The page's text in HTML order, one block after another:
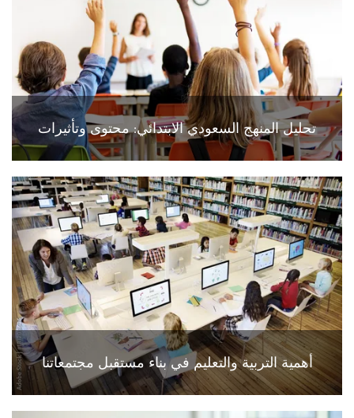
تحليل المنهج السعودي الابتدائي: محتوى وتأثيرات
أهمية التربية والتعليم في بناء مستقبل مجتمعاتنا